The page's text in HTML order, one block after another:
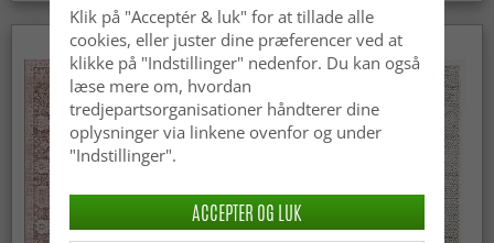
Klik på "Acceptér & luk" for at tillade alle
cookies, eller juster dine præferencer ved at
klikke på "Indstillinger" nedenfor. Du kan også
læse mere om, hvordan
tredjepartsorganisationer håndterer dine
oplysninger via linkene ovenfor og under
"Indstillinger".
ACCEPTER OG LUK